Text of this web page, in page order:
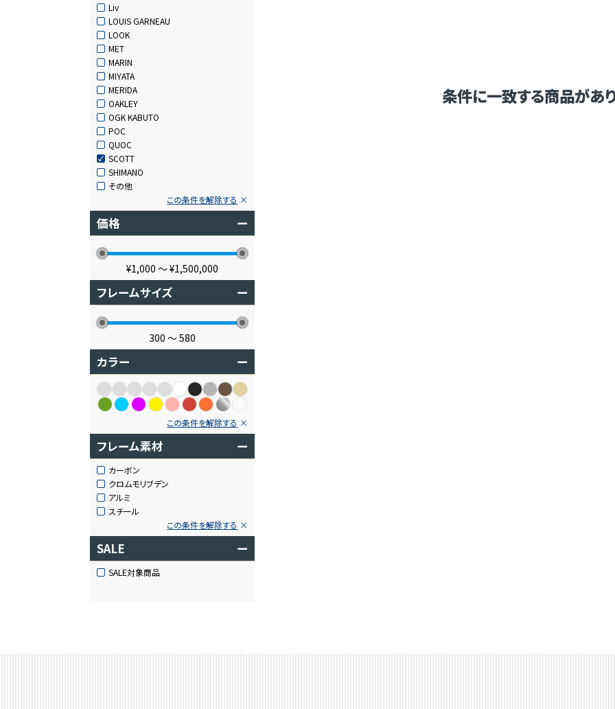
Liv
LOUIS GARNEAU
LOOK
MET
MARIN
MIYATA
MERIDA
OAKLEY
OGK KABUTO
POC
QUOC
SCOTT
SHIMANO
その他
この条件を解除する
価格 ー
¥1,000 〜¥1,500,000
フレームサイズ ー
300 〜580
カラー ー
この条件を解除する
フレーム素材 ー
カーボン
クロムモリブデン
アルミ
スチール
この条件を解除する
SALE ー
SALE対象商品
条件に一致する商品があ